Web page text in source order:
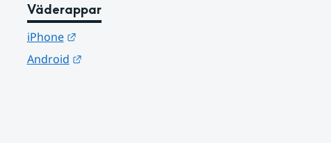
Väderappar
iPhone
Länk till annan webbplats.
Android
Länk till annan webbplats.